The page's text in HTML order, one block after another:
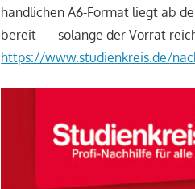
handlichen A6-Format liegt ab
bereit — solange der Vorrat
https://www.studienkreis.de/